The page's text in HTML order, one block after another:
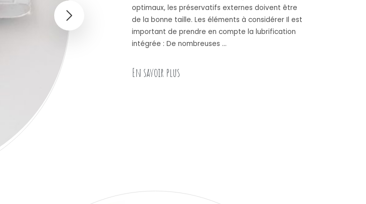
optimaux, les préservatifs externes doivent être
de la bonne taille. Les éléments à considérer Il est
important de prendre en compte la lubrification
intégrée : De nombreuses …
En savoir plus